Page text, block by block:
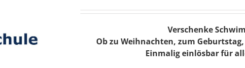
bis
€150,00Verschenke
Ob zu Weihnachten, zum
Einmalig einlösbar für